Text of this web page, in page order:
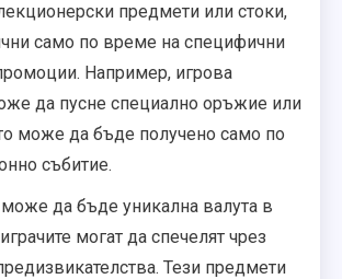
предмети или стоки,
само по време на специфични
Например, игрова
да пусне специално оръжие или
може да бъде получено само по
събитие.
да бъде уникална валута в
могат да спечелят чрез
Тези предмети